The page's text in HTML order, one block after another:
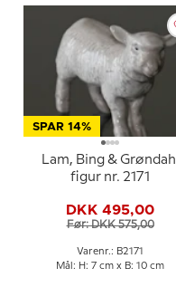
SPAR 14%
Lam, Bing & Grøndahl
figur nr. 2171
DKK 495,00
Før: DKK 575,00
Varenr.: B2171
Mål: H: 7 cm x B: 10 cm